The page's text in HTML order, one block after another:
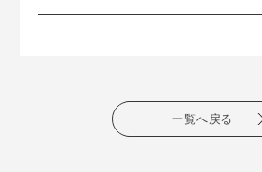
一覧へ戻る